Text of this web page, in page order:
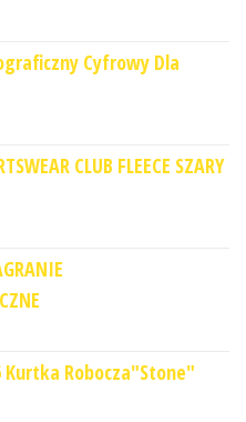
Cyfrowy Dla
CLUB FLEECE SZARY
Kurtka Robocza"Stone"